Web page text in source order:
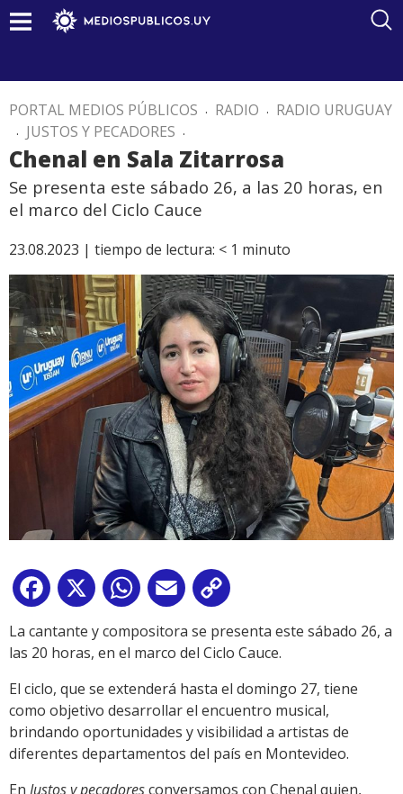
PORTAL MEDIOS PÚBLICOS . RADIO . RADIO URUGUAY
. JUSTOS Y PECADORES .
Chenal en Sala Zitarrosa
Se presenta este sábado 26, a las 20 horas, en
el marco del Ciclo Cauce
23.08.2023 | tiempo de lectura: < 1 minuto
Facebook
X WhatsApp
Email
Link
La cantante y compositora se presenta este sábado 26, a
las 20 horas, en el marco del Ciclo Cauce.
El ciclo, que se extenderá hasta el domingo 27, tiene
como objetivo desarrollar el encuentro musical,
brindando oportunidades y visibilidad a artistas de
diferentes departamentos del país en Montevideo.
En Justos y pecadoresconversamos con Chenal quien,